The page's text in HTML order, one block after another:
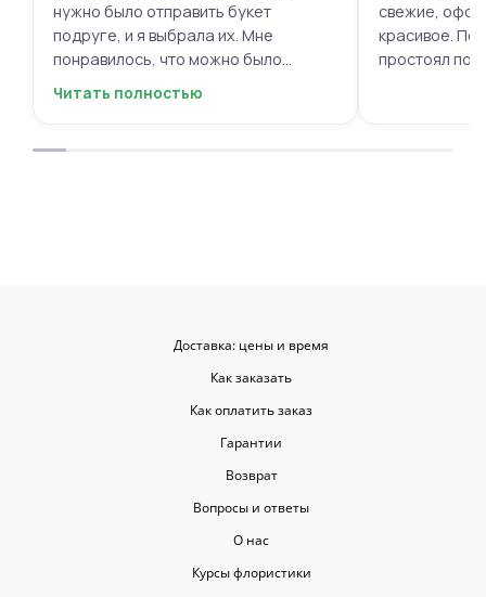
нужно было отправить букет
подруге, и я выбрала их. Мне
понравилось, что можно было
выбрать цветы и оформить заказ
время, и цветы были свежие и
Читать полностью
свежие,
красивое.
простоял
Доставка: цены и время
Как заказать
Как оплатить заказ
Гарантии
Возврат
Вопросы и ответы
О нас
Курсы флористики